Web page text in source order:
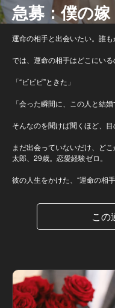
急募：僕の嫁
運命の相手と出会いたい。誰も
では、運命の相手はどこにいる
「“ビビビ”ときた」
「会った瞬間に、この人と結婚
そんなのを聞けば聞くほど、
まだ出会っていないだけ、ど
太郎、29歳。恋愛経験ゼロ。
彼の人生をかけた、“運命の相
この